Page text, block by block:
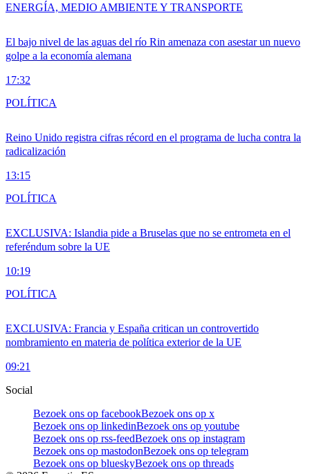
El bajo nivel de las aguas del río Rin amenaza con asestar un nuevo
golpe a la economía alemana
17:32
ENERGÍA, MEDIO AMBIENTE Y TRANSPORTE
Reino Unido registra cifras récord en el programa de lucha contra la
radicalización
13:15
POLÍTICA
EXCLUSIVA: Islandia pide a Bruselas que no se entrometa en el
referéndum sobre la UE
10:19
POLÍTICA
EXCLUSIVA: Francia y España critican un controvertido
nombramiento en materia de política exterior de la UE
09:21
POLÍTICA
Social
Bezoek ons op facebookBezoek ons op x
Bezoek ons op linkedinBezoek ons op youtube
Bezoek ons op rss-feedBezoek ons op instagram
Bezoek ons op mastodonBezoek ons op telegram
Bezoek ons op blueskyBezoek ons op threads